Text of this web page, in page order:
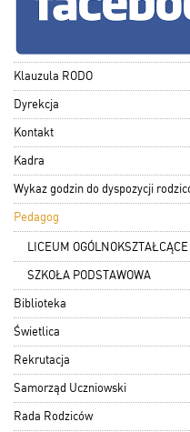
Klauzula RODO
Dyrekcja
Kontakt
Kadra
Wykaz godzin do dyspozycji
Pedagog
LICEUM OGÓLNOKSZTAŁCĄCE
SZKOŁA PODSTAWOWA
Biblioteka
Świetlica
Rekrutacja
Samorząd Uczniowski
Rada Rodziców